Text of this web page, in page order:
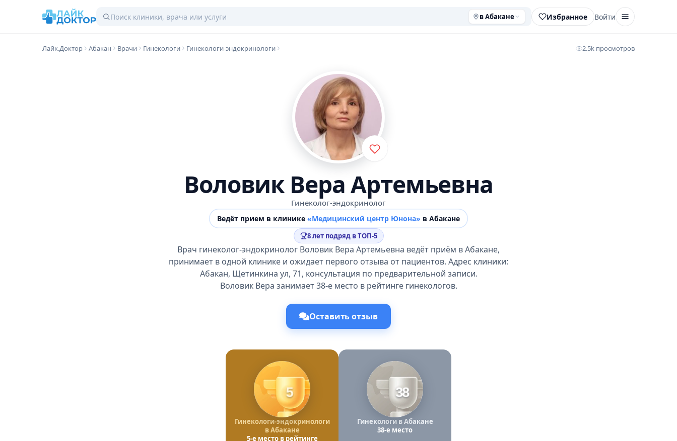
в Абакане Избранное Войти
Лайк.Доктор Абакан Врачи Гинекологи Гинекологи-эндокринологи 2.5k просмотров
Воловик Вера Артемьевна
Гинеколог-эндокринолог
Ведёт прием в клинике «Медицинский центр Юнона» в Абакане
8 лет подряд в ТОП-5
Врач гинеколог-эндокринолог Воловик Вера Артемьевна ведёт приём в Абакане,
принимает в одной клинике и ожидает первого отзыва от пациентов. Адрес клиники:
Абакан, Щетинкина ул, 71, консультация по предварительной записи.
Воловик Вера занимает 38-е место в рейтинге гинекологов.
Оставить отзыв
5
Гинекологи-эндокринологи
в Абакане
5-е место в рейтинге
38
Гинекологи в Абакане
38-е место